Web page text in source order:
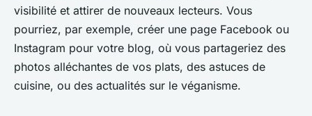
visibilité et attirer de nouveaux lecteurs. Vous
pourriez, par exemple, créer une page Facebook ou
Instagram pour votre blog, où vous partageriez des
photos alléchantes de vos plats, des astuces de
cuisine, ou des actualités sur le véganisme.